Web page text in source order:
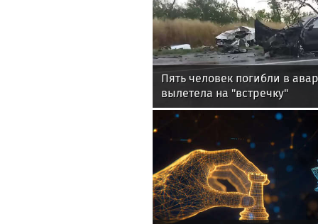
Пять человек погибли в
вылетела на "встречку"